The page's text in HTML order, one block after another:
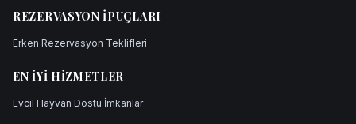
REZERVASYON İPUÇLARI
Erken Rezervasyon Teklifleri
EN İYI HIZMETLER
Evcil Hayvan Dostu İmkanlar